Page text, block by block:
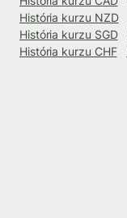
História kurzu NZD
História kurzu SGD
História kurzu CHF